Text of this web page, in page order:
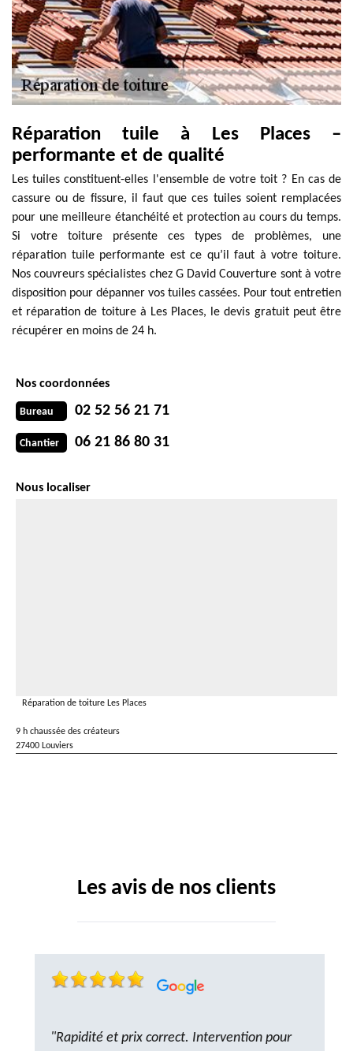
Réparation tuile à Les Places –
performante et de qualité
Les tuiles constituent-elles l'ensemble de votre toit ? En cas de
cassure ou de fissure, il faut que ces tuiles soient remplacées
pour une meilleure étanchéité et protection au cours du temps.
Si votre toiture présente ces types de problèmes, une
réparation tuile performante est ce qu’il faut à votre toiture.
Nos couvreurs spécialistes chez G David Couverture sont à votre
disposition pour dépanner vos tuiles cassées. Pour tout entretien
et réparation de toiture à Les Places, le devis gratuit peut être
récupérer en moins de 24 h.
Nos coordonnées
Bureau 02 52 56 21 71
Chantier 06 21 86 80 31
Nous localiser
Réparation de toiture Les Places
9 h chaussée des créateurs
27400 Louviers
Les avis de nos clients
"Rapidité et prix correct. Intervention pour